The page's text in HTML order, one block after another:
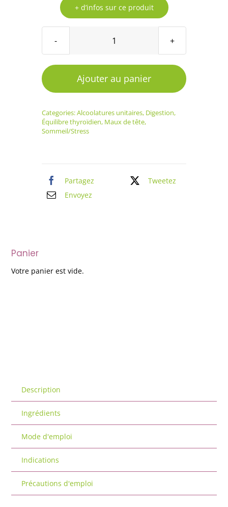
+ d’infos sur ce produit
quantité
Alcoolature
Mélisse
Ajouter au panier
Categories:Alcoolatures unitaires, Digestion,
Équilibre thyroïdien, Maux de tête,
Sommeil/Stress
Partagez
Tweetez
Envoyez
Panier
Votre panier est vide.
Description
Ingrédients
Mode d'emploi
Indications
Précautions d'emploi